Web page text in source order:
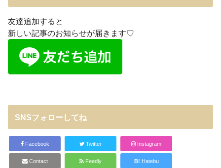
友達追加すると
新しい記事のお知らせが届きます♡
SNSフォローしてね
Facebook Twitter Instagram
Contact Feedly B! Hatebu